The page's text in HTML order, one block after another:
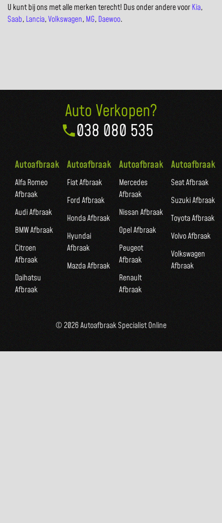
U kunt bij ons met alle merken terecht! Dus onder andere voorKia,
Saab, Lancia,Volkswagen, MG, Daewoo.
Auto Verkopen?
038 080 535
Autoafbraak
Alfa Romeo
Afbraak
Audi Afbraak
BMW Afbraak
Citroen
Afbraak
Daihatsu
Afbraak
Autoafbraak
Fiat Afbraak
Ford Afbraak
Honda Afbraak
Hyundai
Afbraak
Mazda Afbraak
Autoafbraak
Mercedes
Afbraak
Nissan Afbraak
Opel Afbraak
Peugeot
Afbraak
Renault
Afbraak
Autoafbraak
Seat Afbraak
Suzuki Afbraak
Toyota Afbraak
Volvo Afbraak
Volkswagen
Afbraak
© 2026 Autoafbraak Specialist Online